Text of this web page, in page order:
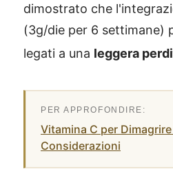
dimostrato che
(3g/die per 6 settimane)
legati a una leggera
Vitamina C per
Considerazioni